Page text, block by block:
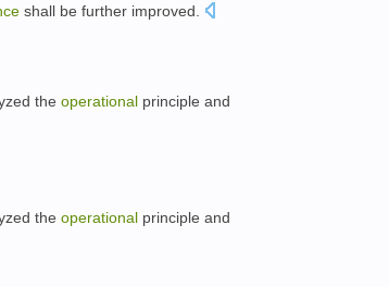
shall be further improved.
the operational principle and
the operational principle and